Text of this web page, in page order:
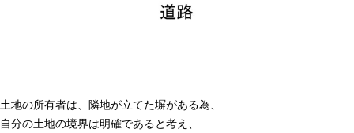
土地の所有者は、隣地が立てた塀がある為、
自分の土地の境界は明確であると考え、